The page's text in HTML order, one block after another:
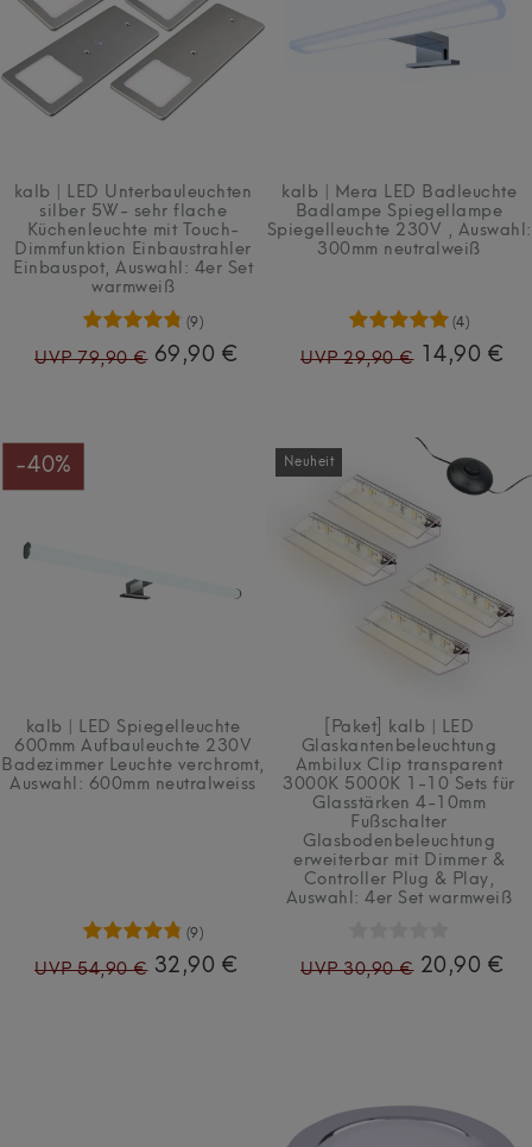
kalb | LED Unterbauleuchten
silber 5W- sehr flache
Küchenleuchte mit Touch-
Dimmfunktion Einbaustrahler
Einbauspot , Auswahl: 4er Set
warmweiß
(9)
UVP 79,90 € 69,90 €
kalb | Mera LED Badleuchte
Badlampe Spiegellampe
Spiegelleuchte 230V
, Auswahl:
300mm neutralweiß
(4)
UVP 29,90 € 14,90 €
-40%
kalb | LED Spiegelleuchte
600mm Aufbauleuchte 230V
Badezimmer Leuchte verchromt
Auswahl: 600mm neutralweiss
(9)
UVP 54,90 € 32,90 €
Neuheit
[Paket] kalb | LED
Glaskantenbeleuchtung
Ambilux Clip transparent
3000K 5000K 1-10 Sets für
Glasstärken 4-10mm
Fußschalter
Glasbodenbeleuchtung
erweiterbar mit Dimmer &
Controller Plug & Play
Auswahl: 4er Set warmweiß
UVP 30,90 € 20,90 €